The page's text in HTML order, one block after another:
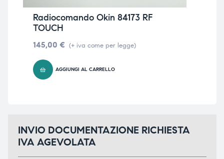
Radiocomando Okin 84173 RF
TOUCH
145,00 € (+ iva come per legge)
AGGIUNGI AL CARRELLO
INVIO DOCUMENTAZIONE RICHIESTA
IVA AGEVOLATA